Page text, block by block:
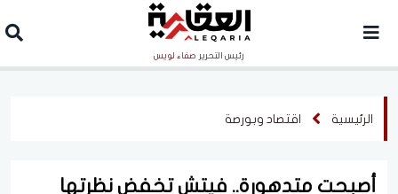
رئيس التحرير صفاء لويس
الرئيسية اقتصاد وبورصة
أصبحت متدهورة.. فيتش تخفض نظرتها